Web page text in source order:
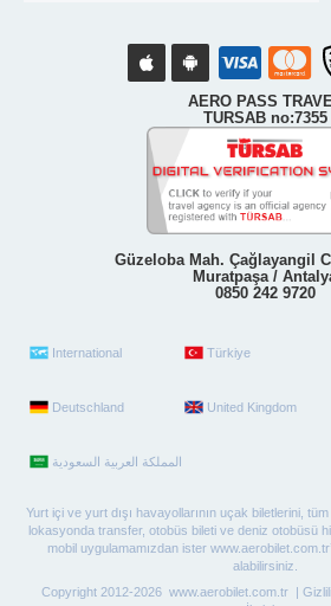
AERO PASS
TURSAB no:7355
Güzeloba Mah. Çağlayangil
Muratpaşa /
0850 242 9720
International Türkiye
Deutschland United Kingdom
Yurt içi ve yurt dışı havayollarının uçak biletlerini,
lokasyonda transfer, otobüs bileti ve deniz otobüsü
mobil uygulamamızdan ister
alabilirsiniz.
Copyright 2012-2026 www.aerobilet.com.tr |